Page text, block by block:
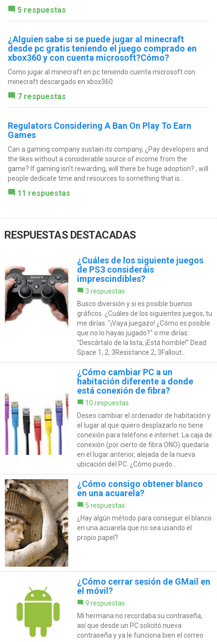
5 respuestas
¿Alguien sabe si se puede jugar al minecraft
desde pc gratis teniendo el juego comprado en
xbox360 y con cuenta microsoft?Cómo?
Como jugar al minecraft en pc teniendo cuenta microsoft con
minecraft descargado en xbox360
7 respuestas
Regulators Considering A Ban On Play To Earn
Games
Can a gaming company sustain its company, ¿Pay developers and
the likes without a considerable source of income from the
game? If gaming isn't rewarding, will there be huge adoption? , will
people dedicate time and resources to something that is...
11 respuestas
RESPUESTAS DESTACADAS
¿Cuáles de los siguiente juegos
de PS3 consideráis
imprescindibles?
3 respuestas
Busco diversión y si es posible buenos
gráficos. ¿Cuáles de los siguientes juegos, tu
me dirías: "¡Vaya juegazo! ¿Cómo es posible
que no lo hayas jugado?" o me dirías:
"Descártalo de la lista, ¡Está horrible!" Dead
Space 1, 2, 3Resistance 2, 3Fallout...
¿Cómo cambiar PC a un
habitación diferente a donde
está conexión de fibra?
10 respuestas
Deseo cambiar el ordenador de habitación y
el lugar al que quiero desplazarlo no tiene
conexión para teléfono e internet. La caja de
conexión (por cierto de fibra ONO) quedaría
en el lugar anterior, alejada de la nueva
ubicación del PC. ¿Cómo puedo...
¿Cómo consigo obtener blanco
en una acuarela?
5 respuestas
¿Hay algún método para conseguir el blanco
en una acuarela que no sea usando el
propio papel?
¿Cómo cerrar sesión de GMail en
el móvil?
9 respuestas
Mi hermana no recordaba su contraseña,
así que desde un PC solicitó nueva
contraseña y ya le funciona bien el correo